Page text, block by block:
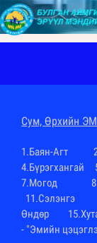
Cум, Өрхийн
1.Баян-Агт
4.Бүрэгхангай
7.Могод
11.Сэлэнгэ
Өндөр 15.
- "Эмийн